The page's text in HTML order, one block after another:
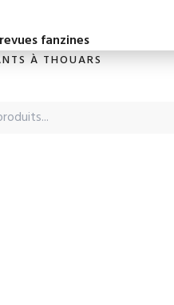
fanzines
À THOUARS